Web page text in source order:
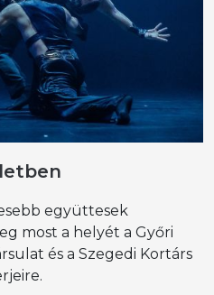
együttesek
most a helyét a Győri
és a Szegedi Kortárs